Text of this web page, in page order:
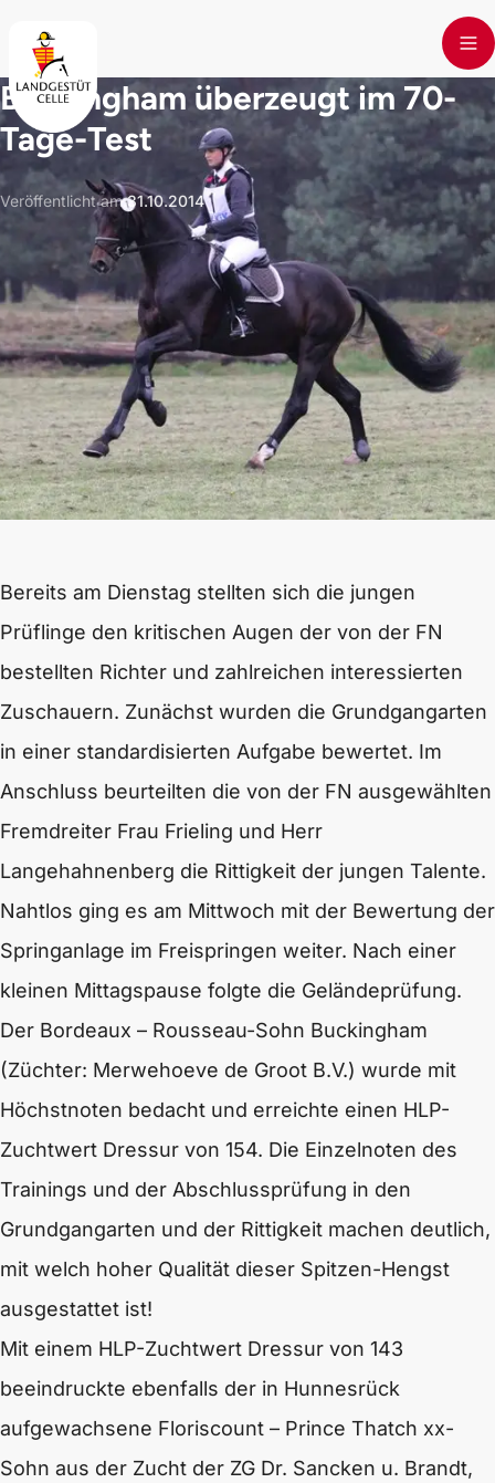
Buckingham überzeugt im 70-
Tage-Test
Veröffentlicht am:31.10.2014
Bereits am Dienstag stellten sich die jungen
Prüflinge den kritischen Augen der von der FN
bestellten Richter und zahlreichen interessierten
Zuschauern. Zunächst wurden die Grundgangarten
in einer standardisierten Aufgabe bewertet. Im
Anschluss beurteilten die von der FN ausgewählten
Fremdreiter Frau Frieling und Herr
Langehahnenberg die Rittigkeit der jungen Talente.
Nahtlos ging es am Mittwoch mit der Bewertung der
Springanlage im Freispringen weiter. Nach einer
kleinen Mittagspause folgte die Geländeprüfung.
Der Bordeaux – Rousseau-Sohn Buckingham
(Züchter: Merwehoeve de Groot B.V.) wurde mit
Höchstnoten bedacht und erreichte einen HLP-
Zuchtwert Dressur von 154. Die Einzelnoten des
Trainings und der Abschlussprüfung in den
Grundgangarten und der Rittigkeit machen deutlich,
mit welch hoher Qualität dieser Spitzen-Hengst
ausgestattet ist!
Mit einem HLP-Zuchtwert Dressur von 143
beeindruckte ebenfalls der in Hunnesrück
aufgewachsene Floriscount – Prince Thatch xx-
Sohn aus der Zucht der ZG Dr. Sancken u. Brandt,